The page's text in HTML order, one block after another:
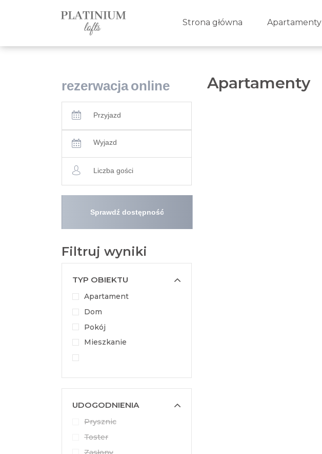
Strona główna Apartamenty
rezerwacja online
Przyjazd
Wyjazd
Liczba gości
Sprawdź dostępność
Filtruj wyniki
TYP OBIEKTU
Apartament
Dom
Pokój
Mieszkanie
UDOGODNIENIA
Prysznic
Toster
Zasłony
Apartamenty